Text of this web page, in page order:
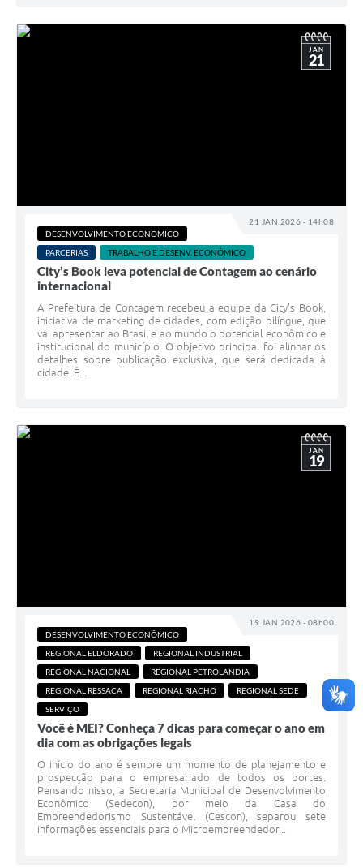
21 JAN 2026 - 14h08
JAN
21
DESENVOLVIMENTO ECONÔMICO
PARCERIAS
TRABALHO E DESENV. ECONÔMICO
City’s Book leva potencial de Contagem ao cenário
internacional
A Prefeitura de Contagem recebeu a equipe da City’s Book,
iniciativa de marketing de cidades, com edição bilíngue, que
vai apresentar ao Brasil e ao mundo o potencial econômico e
institucional do município. O objetivo principal foi alinhar os
detalhes sobre publicação exclusiva, que será dedicada à
cidade. É...
19 JAN 2026 - 08h00
JAN
19
DESENVOLVIMENTO ECONÔMICO
REGIONAL ELDORADO
REGIONAL INDUSTRIAL
REGIONAL NACIONAL
REGIONAL PETROLANDIA
REGIONAL RESSACA
REGIONAL RIACHO
REGIONAL SEDE
SERVIÇO
Você é MEI? Conheça 7 dicas para começar o ano em
dia com as obrigações legais
O início do ano é sempre um momento de planejamento e
prospecção para o empresariado de todos os portes.
Pensando nisso, a Secretaria Municipal de Desenvolvimento
Econômico (Sedecon), por meio da Casa do
Empreendedorismo Sustentável (Cescon), separou sete
informações essenciais para o Microempreendedor...